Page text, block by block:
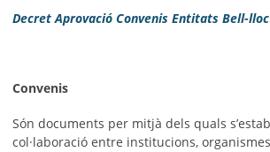
Decret Aprovació Convenis Entitats Bell-
Convenis
Són documents per mitjà dels quals
col·laboració entre institucions,